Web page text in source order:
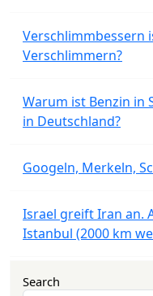
Verschlimmbessern
Verschlimmern?
Warum ist Benzin in
in Deutschland?
Googeln, Merkeln,
Israel greift Iran an.
Istanbul (2000 km
Search